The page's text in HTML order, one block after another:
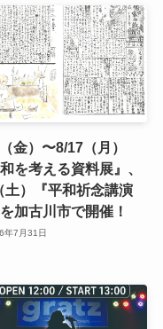
金）〜8/17（月）
和を考える資料展』、
土）『平和祈念講演
加古川市で開催！
年7月31日